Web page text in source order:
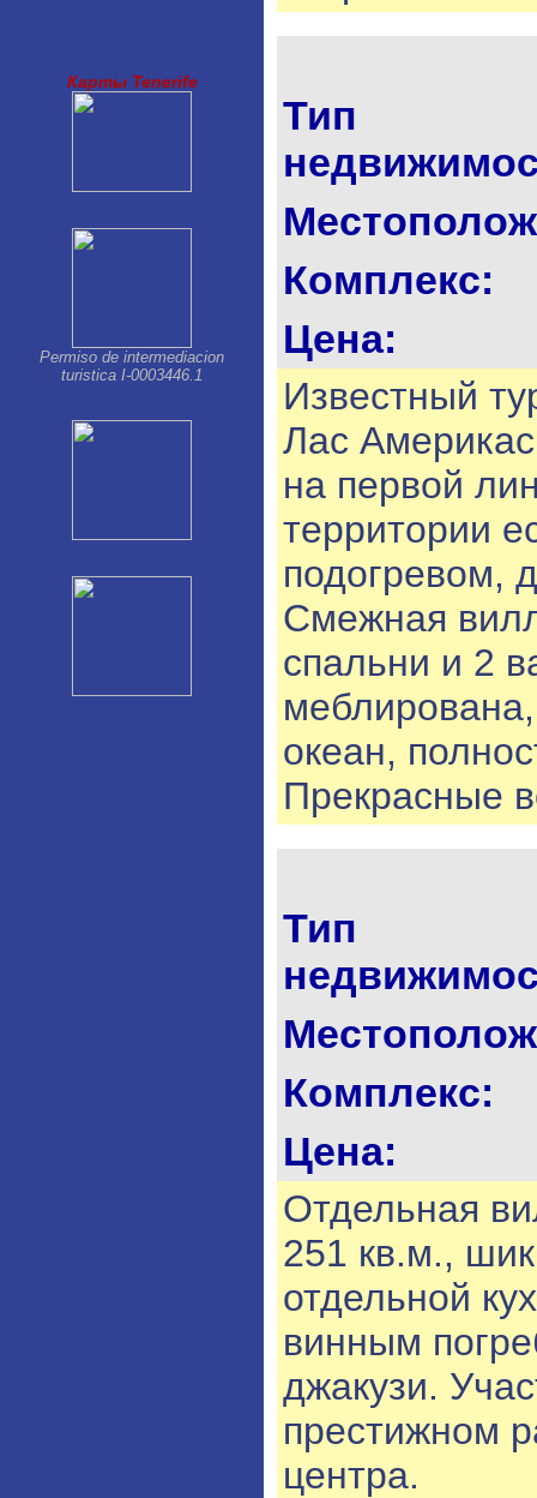
Playa San Juan
Puerto de la Cruz
Карты Tenerife
Permiso de intermediacion
turistica I-0003446.1
Тип
Комплекс:
Цена:
Известный
Лас
на первой
территории
подогревом,
Смежная
спальни и 2
океан,
Прекрасные
Тип
Комплекс:
Цена:
Отдельная
251 кв.м.,
отдельной
винным
джакузи.
престижном
центра.